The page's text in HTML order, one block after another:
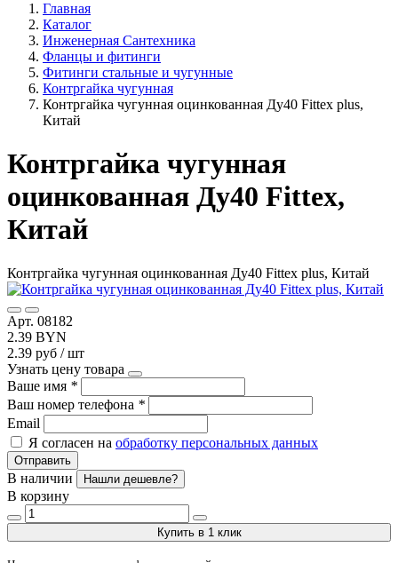
Главная
Каталог
Инженерная Сантехника
Фланцы и фитинги
Фитинги стальные и чугунные
Контргайка чугунная
Контргайка чугунная оцинкованная Ду40 Fittex plus,
Китай
Контргайка чугунная
оцинкованная Ду40 Fittex,
Китай
Контргайка чугунная оцинкованная Ду40 Fittex plus, Китай
Арт. 08182
2.39 BYN
2.39 руб / шт
Узнать цену товара
Ваше имя *
Ваш номер телефона *
Email
Я согласен на обработку персональных данных
Отправить
В наличии Нашли дешевле?
В корзину
Купить в 1 клик